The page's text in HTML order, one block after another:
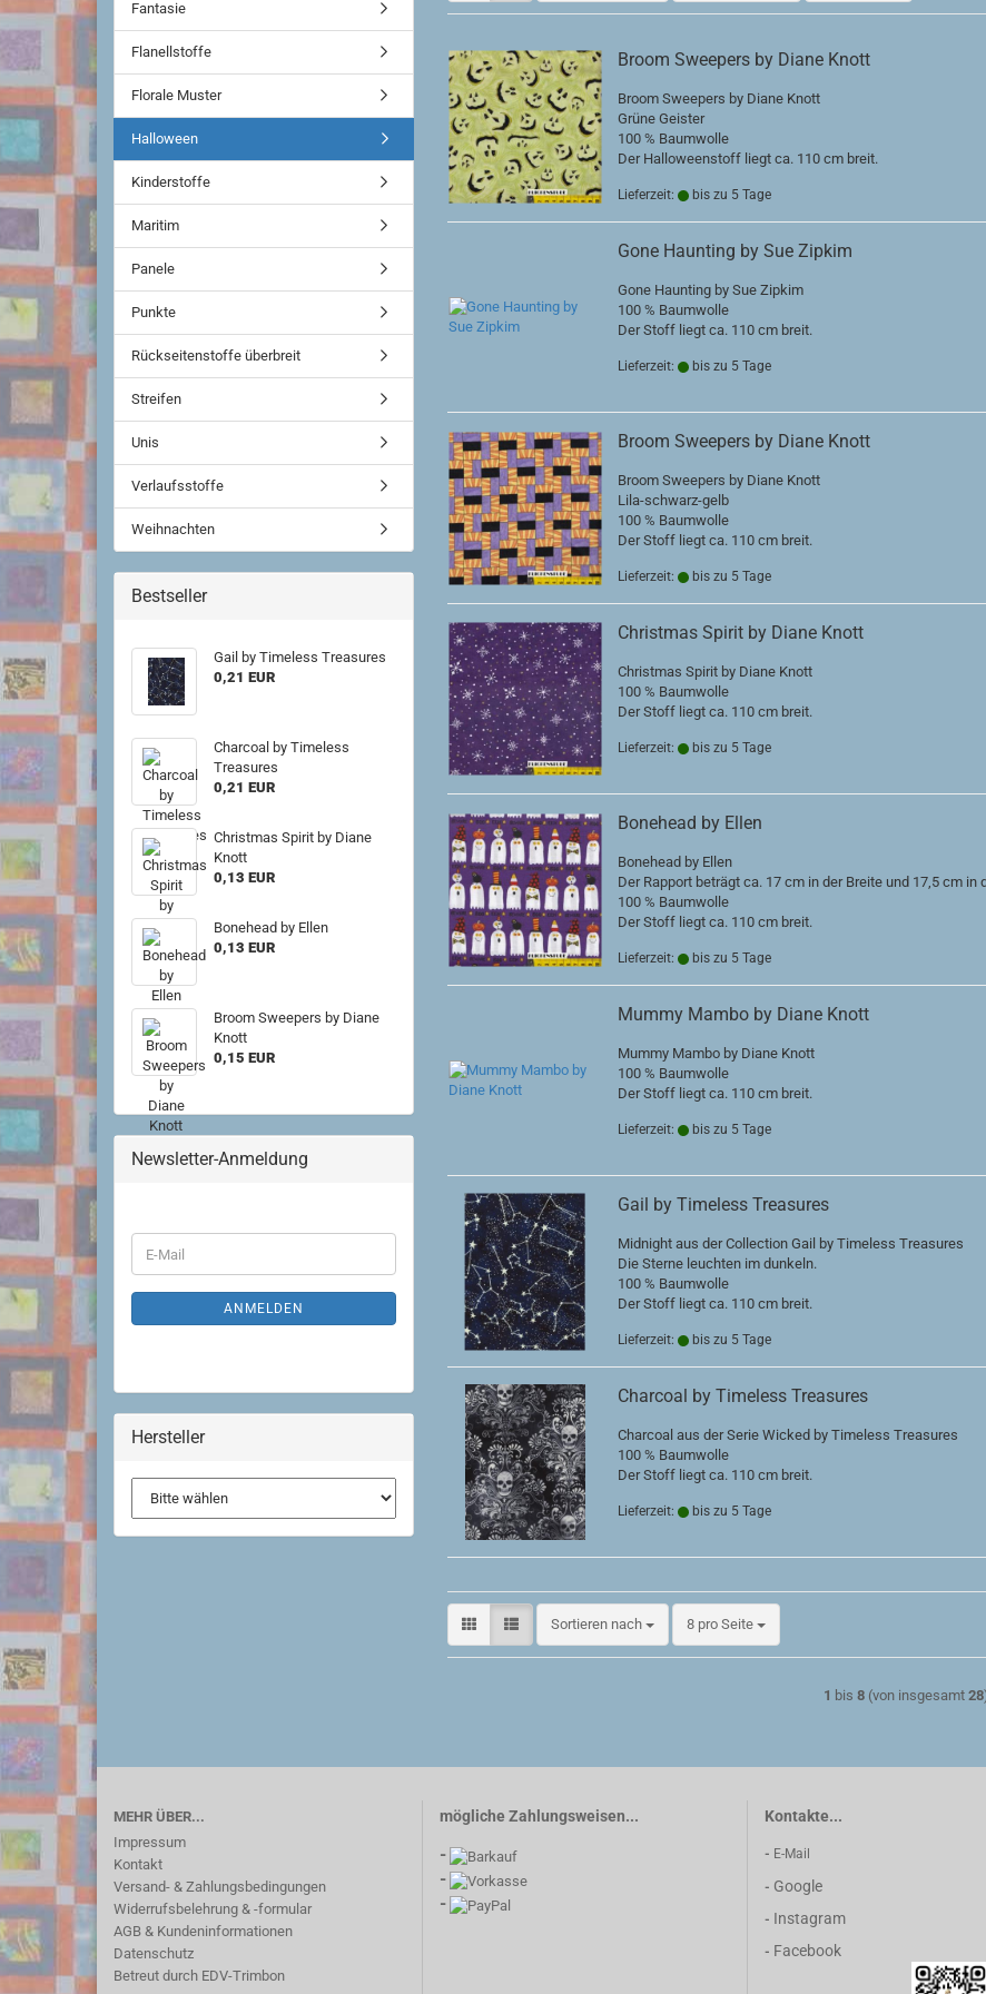
Broom Sweepers by Diane Knott
Broom Sweepers by Diane Knott
Grüne Geister
100 % Baumwolle
Der Halloweenstoff liegt ca. 110 cm breit.
Lieferzeit: bis zu 5 Tage
Gone Haunting by Sue Zipkim
Gone Haunting by Sue Zipkim
100 % Baumwolle
Der Stoff liegt ca. 110 cm breit.
Lieferzeit: bis zu 5 Tage
Broom Sweepers by Diane Knott
Broom Sweepers by Diane Knott
Lila-schwarz-gelb
100 % Baumwolle
Der Stoff liegt ca. 110 cm breit.
Lieferzeit: bis zu 5 Tage
Christmas Spirit by Diane Knott
Christmas Spirit by Diane Knott
100 % Baumwolle
Der Stoff liegt ca. 110 cm breit.
Lieferzeit: bis zu 5 Tage
Bonehead by Ellen
Bonehead by Ellen
Der Rapport beträgt ca. 17 cm in der Breite und 17,5 cm in
100 % Baumwolle
Der Stoff liegt ca. 110 cm breit.
Lieferzeit: bis zu 5 Tage
Mummy Mambo by Diane Knott
Mummy Mambo by Diane Knott
100 % Baumwolle
Der Stoff liegt ca. 110 cm breit.
Lieferzeit: bis zu 5 Tage
Gail by Timeless Treasures
Midnight aus der Collection Gail by Timeless Treasures
Die Sterne leuchten im dunkeln.
100 % Baumwolle
Der Stoff liegt ca. 110 cm breit.
Lieferzeit: bis zu 5 Tage
Charcoal by Timeless Treasures
Charcoal aus der Serie Wicked by Timeless Treasures
100 % Baumwolle
Der Stoff liegt ca. 110 cm breit.
Lieferzeit: bis zu 5 Tage
Sortieren nach
Sortieren nach 8 pro Seite
pro Seite
1 bis 8 (von insgesamt 28
Fantasie
Flanellstoffe
Florale Muster
Halloween
Kinderstoffe
Maritim
Panele
Punkte
Rückseitenstoffe überbreit
Streifen
Unis
Verlaufsstoffe
Weihnachten
Bestseller
Gail by Timeless Treasures
0,21 EUR
Charcoal by Timeless
Treasures
0,21 EUR
Christmas Spirit by Diane
Knott
0,13 EUR
Bonehead by Ellen
0,13 EUR
Broom Sweepers by Diane
Knott
0,15 EUR
Newsletter-Anmeldung
WEITER
ZUR
E-
Mail
ANMELDEN
Hersteller
MEHR ÜBER...
Impressum
Kontakt
Versand- & Zahlungsbedingungen
Widerrufsbelehrung & -formular
AGB & Kundeninformationen
Datenschutz
Betreut durch EDV-Trimbon
mögliche Zahlungsweisen...
-
-
-
Kontakte...
- E-Mail
- Google
- Instagram
- Facebook